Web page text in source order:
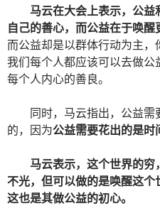
马云在大会上表示，公
自己的善心，而公益在于唤醒
而公益却是以群体行动为主
我们每个人都应该可以去做
每个人内心的善良。
同时，马云指出，公益
的，因为公益需要花出的是时
马云表示，这个世界的
不光，但可以做的是唤醒这个
这也是其做公益的初心。